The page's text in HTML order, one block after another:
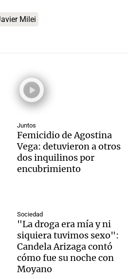
Milei
Juntos
Femicidio de Agostina
Vega: detuvieron a otros
dos inquilinos por
encubrimiento
Sociedad
"La droga era mía y ni
siquiera tuvimos sexo":
Candela Arizaga contó
cómo fue su noche con
Moyano